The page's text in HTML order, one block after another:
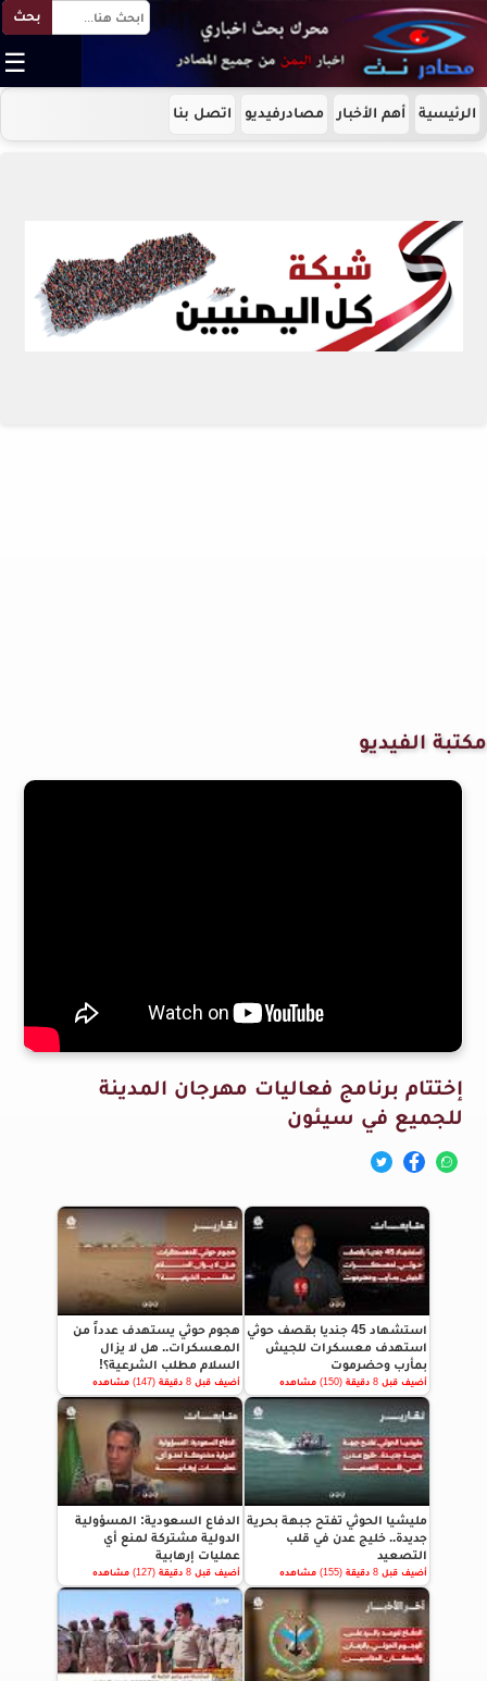
بحث
☰
الرئيسية أهم الأخبار مصادرفيديو اتصل بنا
مكتبة الفيديو
إختتام برنامج فعاليات مهرجان المدينة
للجميع في سيئون
استشهاد 45 جنديا بقصف حوثي
استهدف معسكرات للجيش
بمأرب وحضرموت
أضيف قبل 8 دقيقة (150) مشاهده
هجوم حوثي يستهدف عدداً من
المعسكرات.. هل لا يزال
السلام مطلب الشرعية؟!
أضيف قبل 8 دقيقة (147) مشاهده
مليشيا الحوثي تفتح جبهة بحرية
جديدة.. خليج عدن في قلب
التصعيد
أضيف قبل 8 دقيقة (155) مشاهده
الدفاع السعودية: المسؤولية
الدولية مشتركة لمنع أي
عمليات إرهابية
أضيف قبل 8 دقيقة (127) مشاهده